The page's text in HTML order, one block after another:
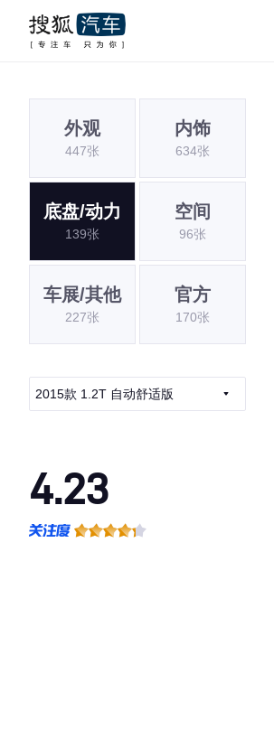
外观
447张
内饰
634张
底盘/动力
139张
空间
96张
车展/其他
227张
官方
170张
2015款 1.2T 自动舒适版
4.23